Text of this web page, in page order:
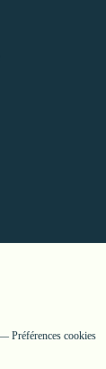
Préférences cookies